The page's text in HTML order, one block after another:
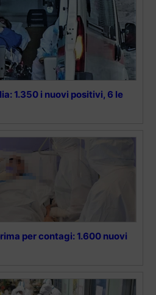
1.350 i nuovi positivi, 6 le
per contagi: 1.600 nuovi